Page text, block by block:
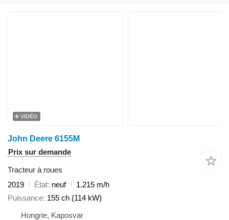
VIDÉO
John Deere 6155M
Prix sur demande
Tracteur à roues
2019
État neuf
1.215 m/h
Puissance 155 ch (114 kW)
Hongrie, Kaposvar